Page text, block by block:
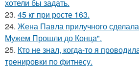
хотели бы задать.
23. 45 кг при росте 163.
24. Жена Павла прилучного
Мужем Прошли до Конца".
25. Кто не знал, когда-то я
тренировки по фитнесу.